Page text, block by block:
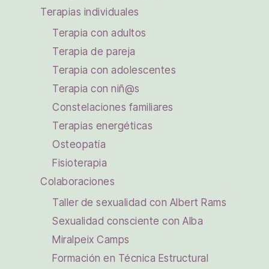
Terapias individuales
Terapia con adultos
Terapia de pareja
Terapia con adolescentes
Terapia con niñ@s
Constelaciones familiares
Terapias energéticas
Osteopatía
Fisioterapia
Colaboraciones
Taller de sexualidad con Albert Rams
Sexualidad consciente con Alba
Miralpeix Camps
Formación en Técnica Estructural